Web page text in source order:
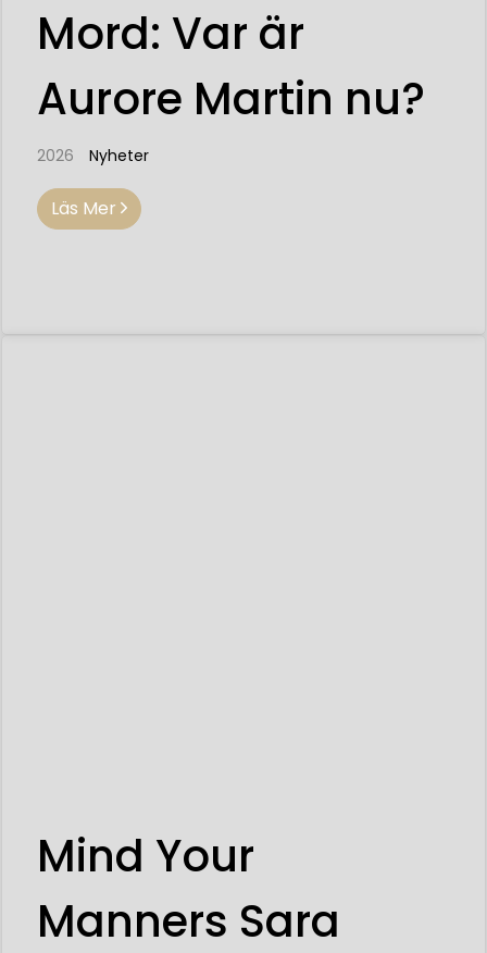
Mord: Var är
Aurore Martin nu?
2026 Nyheter
Läs Mer
Mind Your
Manners Sara